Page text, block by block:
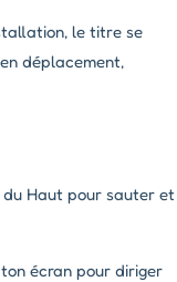
le titre se
déplacement,
Haut pour sauter et
écran pour diriger